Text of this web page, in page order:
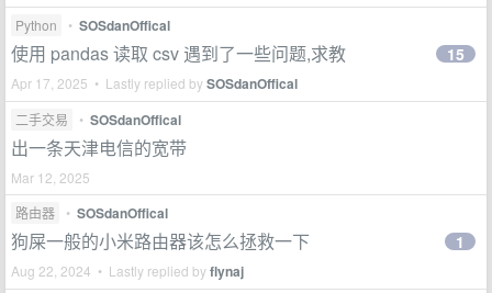
Python • SOSdanOffical
使用 pandas 读取 csv 遇到了一些问题,求教
Apr 17, 2025 • Lastly replied bySOSdanOffical
15
二手交易 • SOSdanOffical
出一条天津电信的宽带
Mar 12, 2025
路由器
• SOSdanOffical
狗屎一般的小米路由器该怎么拯救一下
Aug 22, 2024 • Lastly replied byflynaj
1